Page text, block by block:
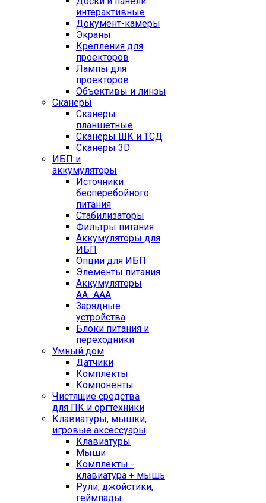
интерактивные
Документ-камеры
Экраны
Крепления для
проекторов
Лампы для
проекторов
Объективы и линзы
Сканеры
Сканеры
планшетные
Сканеры ШК и ТСД
Сканеры 3D
ИБП и
аккумуляторы
Источники
бесперебойного
питания
Стабилизаторы
Фильтры питания
Аккумуляторы для
ИБП
Опции для ИБП
Элементы питания
Аккумуляторы
AA_AAA
Зарядные
устройства
Блоки питания и
переходники
Умный дом
Датчики
Комплекты
Компоненты
Чистящие средства
для ПК и оргтехники
Клавиатуры, мышки,
игровые аксессуары
Клавиатуры
Мыши
Комплекты -
клавиатура + мышь
Рули, джойстики,
геймпады